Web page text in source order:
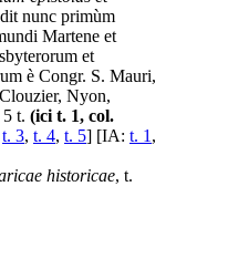
nunc primùm
Martene et
et
è Congr. S. Mauri,
Nyon,
t. (ici t. 1, col.
t. 3, t. 4, t. 5] [IA: t. 1 ,
historicae, t.